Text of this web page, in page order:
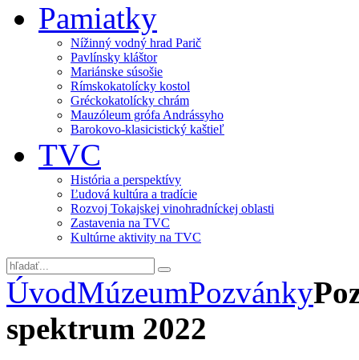
Pamiatky
Nížinný vodný hrad Parič
Pavlínsky kláštor
Mariánske súsošie
Rímskokatolícky kostol
Gréckokatolícky chrám
Mauzóleum grófa Andrássyho
Barokovo-klasicistický kaštieľ
TVC
História a perspektívy
Ľudová kultúra a tradície
Rozvoj Tokajskej vinohradníckej oblasti
Zastavenia na TVC
Kultúrne aktivity na TVC
ÚvodMúzeumPozvánky
spektrum 2022